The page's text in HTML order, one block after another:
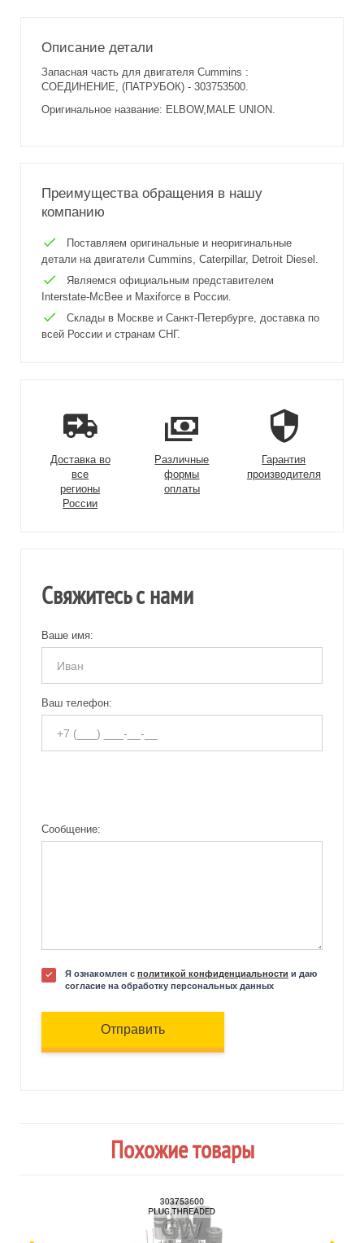
Описание детали
Запасная часть для двигателя Cummins :
СОЕДИНЕНИЕ, (ПАТРУБОК) - 303753500.
Оригинальное название: ELBOW,MALE UNION.
Преимущества обращения в нашу
компанию
Поставляем оригинальные и неоригинальные
детали на двигатели Cummins, Caterpillar, Detroit Diesel.
Являемся официальным представителем
Interstate-McBee и Maxiforce в России.
Склады в Москве и Санкт-Петербурге, доставка по
всей России и странам СНГ.
Доставка во
все
регионы
России
Различные
формы
оплаты
Гарантия
производителя
Свяжитесь с нами
Ваше имя:
Ваш телефон:
Сообщение:
Я ознакомлен с политикой конфиденциальности и даю
согласие на обработку персональных данных
Отправить
Похожие товары